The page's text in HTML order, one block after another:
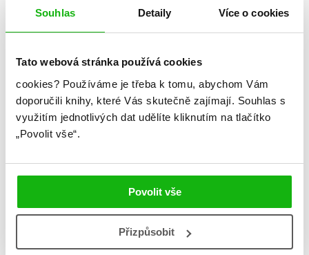
Souhlas Detaily Více o cookies
Tato webová stránka používá cookies
cookies? Používáme je třeba k tomu, abychom Vám
doporučili knihy, které Vás skutečně zajímají. Souhlas s
využitím jednotlivých dat udělíte kliknutím na tlačítko
„Povolit vše“.
Povolit vše
Přizpůsobit